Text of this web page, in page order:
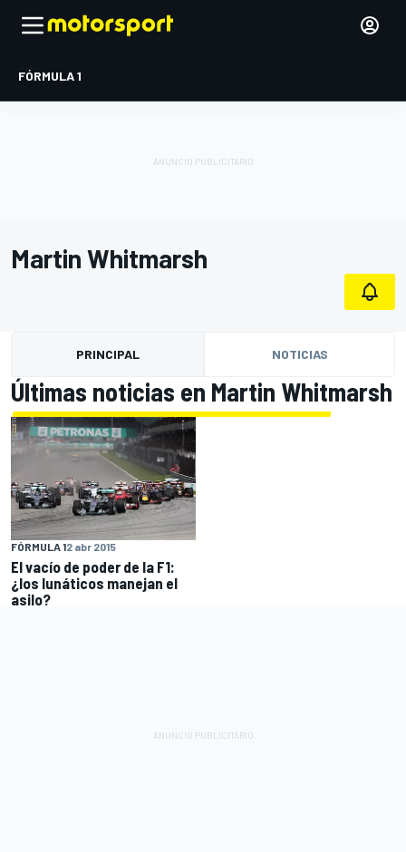
FÓRMULA 1
Martin Whitmarsh
PRINCIPAL NOTICIAS
Últimas noticias en Martin Whitmarsh
FÓRMULA 12 abr 2015
El vacío de poder de la F1:
¿los lunáticos manejan el
asilo?